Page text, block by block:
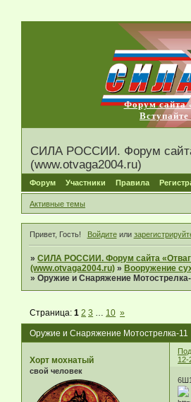
Форум сайта
СИЛА РОССИИ. Форум
(www.otvaga2004.ru)
Форум Участники Правила
Активные темы
Привет, Гость! Войдитеили
»СИЛА РОССИИ. Форум сайта
(www.otvaga2004.ru) » Вооружение
»Оружие и Снаряжение
Оружие и Снаряжение Мотострелка-11
Страница:1 2 3 10 »
12-
Хорт мохнатый
свой человек